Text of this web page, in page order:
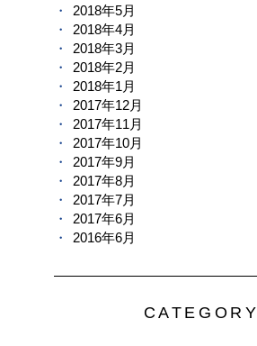
2018年5月
2018年4月
2018年3月
2018年2月
2018年1月
2017年12月
2017年11月
2017年10月
2017年9月
2017年8月
2017年7月
2017年6月
2016年6月
CATEGORY